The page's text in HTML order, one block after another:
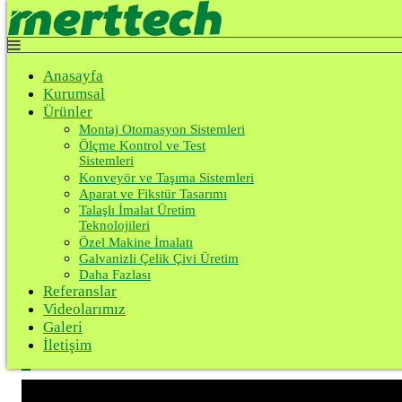
Top
Ürünler
Referanslar
Videolarımız
Galeri
İletişim
Anasayfa
Kurumsal
Ürünler
Montaj Otomasyon Sistemleri
Ölçme Kontrol ve Test
Sistemleri
Konveyör ve Taşıma Sistemleri
Aparat ve Fikstür Tasarımı
Talaşlı İmalat Üretim
Teknolojileri
Özel Makine İmalatı
Galvanizli Çelik Çivi Üretim
Daha Fazlası
Referanslar
Videolarımız
Galeri
İletişim
Hava Kaçak Test Sistemleri
Anasayfa
Ürünler
Ölçme Kontrol ve Test Sistemleri
Hava Kaçak Test Sistemleri
Plastik Parça Eksik Baskı ve